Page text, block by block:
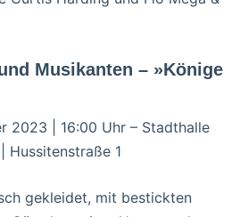
Musikanten – »Könige
2023 | 16:00 Uhr – Stadthalle
Hussitenstraße 1
gekleidet, mit bestickten